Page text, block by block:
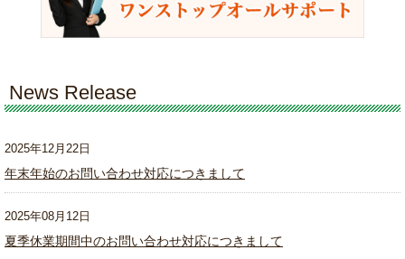
News Release
2025年12月22日
年末年始のお問い合わせ対応につきまして
2025年08月12日
夏季休業期間中のお問い合わせ対応につきまして